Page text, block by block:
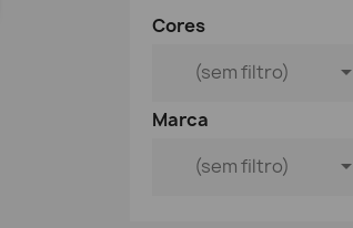
Cores
(sem filtro)

Marca
(sem filtro)
